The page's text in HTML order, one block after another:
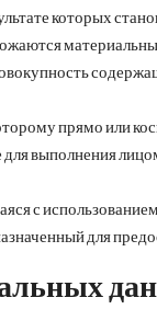
которых
прямо или
для выполнения
с
для